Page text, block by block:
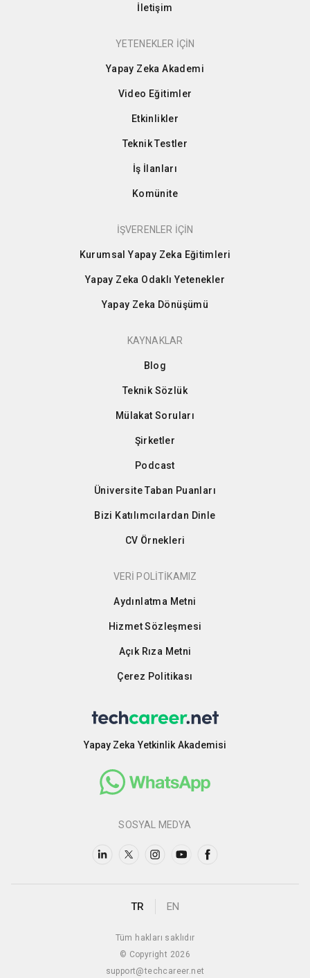
İletişim
YETENEKLER İÇİN
Yapay Zeka Akademi
Video Eğitimler
Etkinlikler
Teknik Testler
İş İlanları
Komünite
İŞVERENLER İÇİN
Kurumsal Yapay Zeka Eğitimleri
Yapay Zeka Odaklı Yetenekler
Yapay Zeka Dönüşümü
KAYNAKLAR
Blog
Teknik Sözlük
Mülakat Soruları
Şirketler
Podcast
Üniversite Taban Puanları
Bizi Katılımcılardan Dinle
CV Örnekleri
VERİ POLİTİKAMIZ
Aydınlatma Metni
Hizmet Sözleşmesi
Açık Rıza Metni
Çerez Politikası
Yapay Zeka Yetkinlik Akademisi
SOSYAL MEDYA
TR EN
Tüm hakları saklıdır
© Copyright 2026
support@techcareer.net